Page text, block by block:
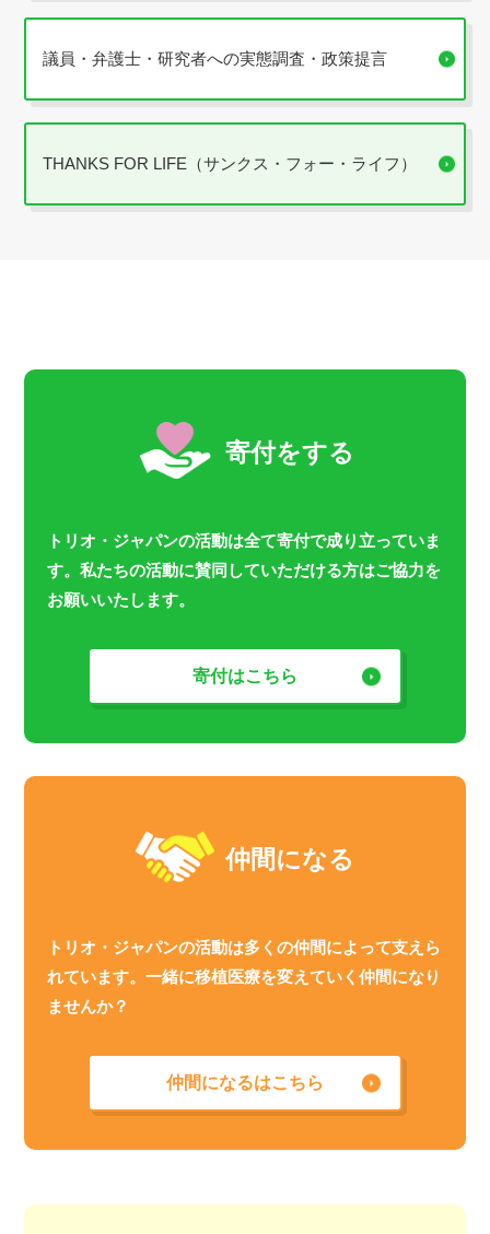
議員・弁護士・研究者への実態調査・政策提言
THANKS FOR LIFE（サンクス・フォー・ライフ）
寄付をする
トリオ・ジャパンの活動は全て寄付で成り立っていま
す。私たちの活動に賛同していただける方はご協力を
お願いいたします。
寄付はこちら
仲間になる
トリオ・ジャパンの活動は多くの仲間によって支えら
れています。一緒に移植医療を変えていく仲間になり
ませんか？
仲間になるはこちら